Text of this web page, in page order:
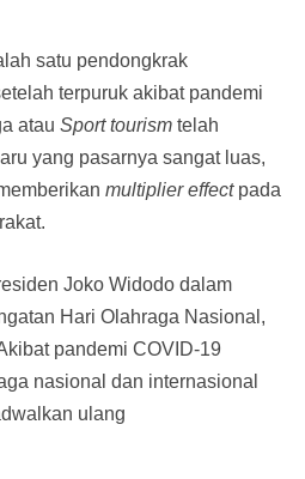
satu pendongkrak
terpuruk akibat pandemi
atau Sport tourism telah
yang pasarnya sangat luas,
multiplier effect pada
Joko Widodo dalam
Hari Olahraga Nasional,
pandemi COVID-19
nasional dan internasional
ulang